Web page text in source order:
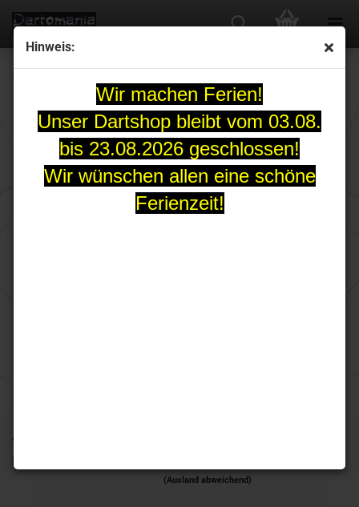
Hinweis:
Wir machen Ferien!
Unser Dartshop bleibt vom 03.08.
bis 23.08.2026 geschlossen!
Wir wünschen allen eine schöne
Ferienzeit!
Art.Nr.:
Lieferzeit:
(Ausland abweichend)